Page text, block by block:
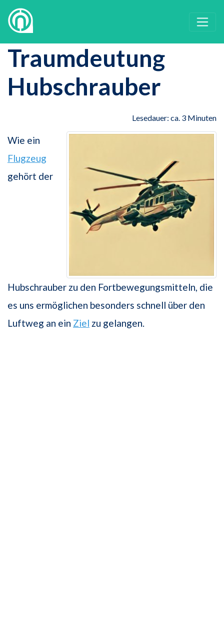
Traumdeutung
Hubschrauber
Lesedauer: ca. 3 Minuten
Wie ein
Flugzeug
gehört der
Hubschrauber zu den Fortbewegungsmitteln, die
es uns ermöglichen besonders schnell über den
Luftweg an ein Ziel zu gelangen.